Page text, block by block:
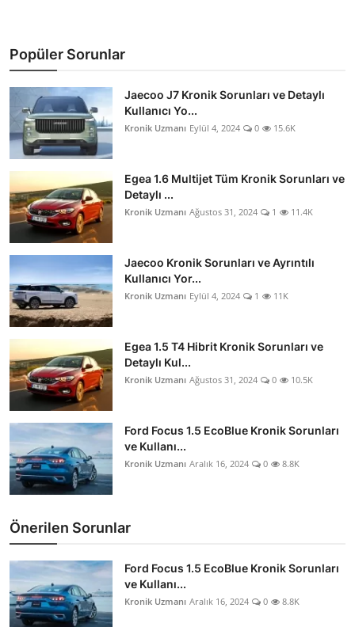
Popüler Sorunlar
Jaecoo J7 Kronik Sorunları ve Detaylı
Kullanıcı Yo...
Kronik Uzmanı Eylül 4, 2024 0 15.6K
Egea 1.6 Multijet Tüm Kronik Sorunları ve
Detaylı ...
Kronik Uzmanı Ağustos 31, 2024 1 11.4K
Jaecoo Kronik Sorunları ve Ayrıntılı
Kullanıcı Yor...
Kronik Uzmanı Eylül 4, 2024 1 11K
Egea 1.5 T4 Hibrit Kronik Sorunları ve
Detaylı Kul...
Kronik Uzmanı Ağustos 31, 2024 0 10.5K
Ford Focus 1.5 EcoBlue Kronik Sorunları
ve Kullanı...
Kronik Uzmanı Aralık 16, 2024 0 8.8K
Önerilen Sorunlar
Ford Focus 1.5 EcoBlue Kronik Sorunları
ve Kullanı...
Kronik Uzmanı Aralık 16, 2024 0 8.8K